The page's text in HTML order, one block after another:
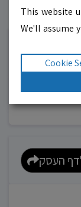
העסק
העסק
This website
We'll assume
Cookie